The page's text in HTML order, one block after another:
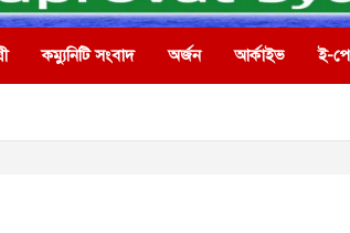
কম্যুনিটি সংবাদ অর্জন আর্কাইভ ই-